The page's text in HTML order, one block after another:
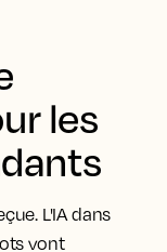
les
L'IA dans
vont